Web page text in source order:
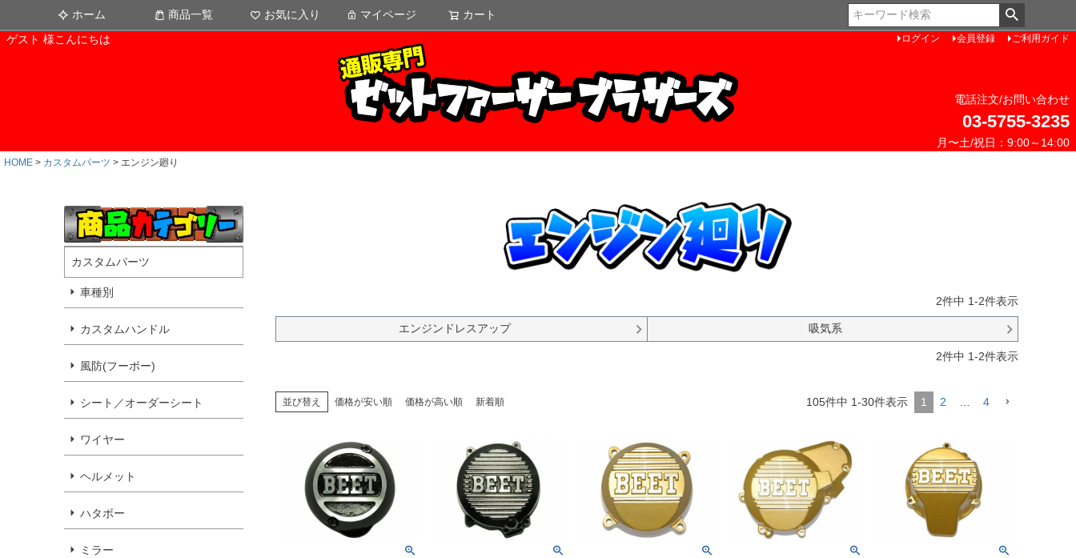
ホーム 商品一覧 お気に入り マイページ カート
ゲスト 様こんにちは
ログイン 会員登録 ご利用ガイド
電話注文/お問い合わせ
03-5755-3235
月〜土/祝日：9:00～14:00
HOME カスタムパーツ エンジン廻り
カスタムパーツ
車種別
カスタムハンドル
風防(フーボー)
シート／オーダーシート
ワイヤー
ヘルメット
ハタボー
ミラー
2件中 1-2件表示
エンジンドレスアップ 吸気系
2件中 1-2件表示
並び替え 価格が安い順 価格が高い順 新着順 105件中 1-30件表示 1 2 4
ペー
ジト
ップ